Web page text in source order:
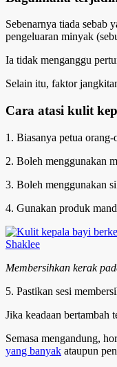
Sebenarnya tiada sebab
pengeluaran minyak
Ia tidak menganggu
Selain itu, faktor
Cara atasi kulit
1. Biasanya petua
2. Boleh menggunakan
3. Boleh menggunakan
4. Gunakan produk
Membersihkan kerak
5. Pastikan sesi
Jika keadaan bertambah
Semasa mengandung,
yang banyak ataupun